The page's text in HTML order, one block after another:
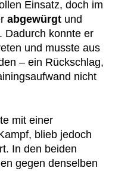
Einsatz, doch im
abgewürgt und
Dadurch konnte er
und musste aus
– ein Rückschlag,
nicht
mit einer
blieb jedoch
In den beiden
gegen denselben